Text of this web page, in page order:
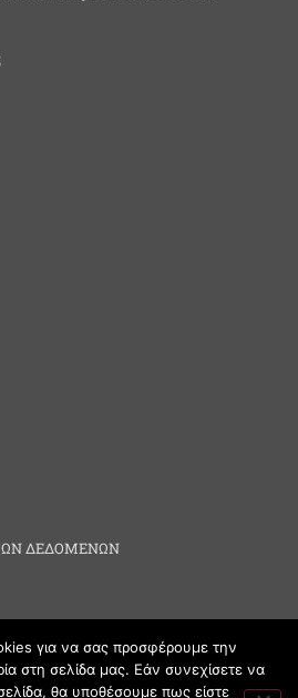
ΔΕΔΟΜΕΝΩΝ
για να σας προσφέρουμε την
στη σελίδα μας. Εάν συνεχίσετε να
θα υποθέσουμε πως είστε